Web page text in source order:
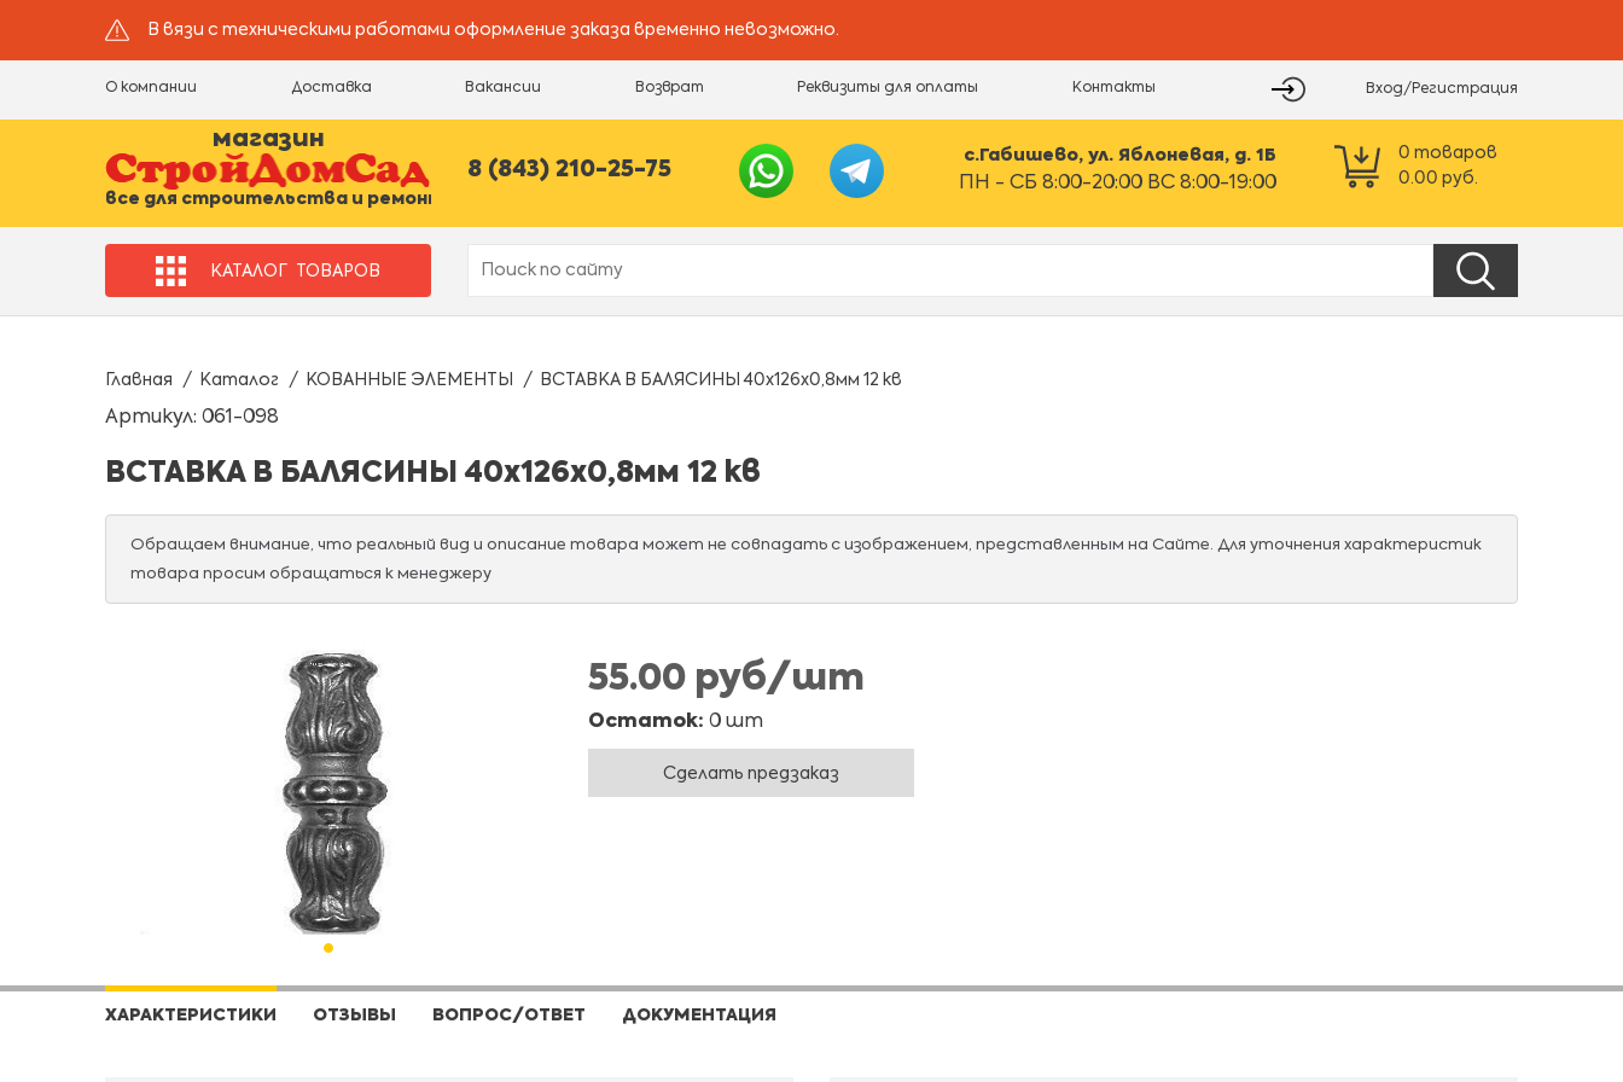
В вязи с техническими работами оформление заказа временно невозможно.
О компании Доставка Вакансии Возврат Реквизиты для оплаты Контакты Вход/Регистрация
магазин
все для строительства и ремонта
8 (843) 210-25-75
с.Габишево, ул. Яблоневая, д. 1Б
ПН - СБ 8:00-20:00 ВС 8:00-19:00
0 товаров
0.00 руб.
КАТАЛОГ ТОВАРОВ
Главная Каталог КОВАННЫЕ ЭЛЕМЕНТЫ ВСТАВКА В БАЛЯСИНЫ 40х126х0,8мм 12 кв
Артикул: 061-098
ВСТАВКА В БАЛЯСИНЫ 40х126х0,8мм 12 кв
Обращаем внимание, что реальный вид и описание товара может не совпадать с изображением, представленным на Сайте. Для уточнения характеристик
товара просим обращаться к менеджеру
55.00 руб/шт
Остаток: 0 шт
Сделать предзаказ
ХАРАКТЕРИСТИКИ ОТЗЫВЫ ВОПРОС/ОТВЕТ ДОКУМЕНТАЦИЯ